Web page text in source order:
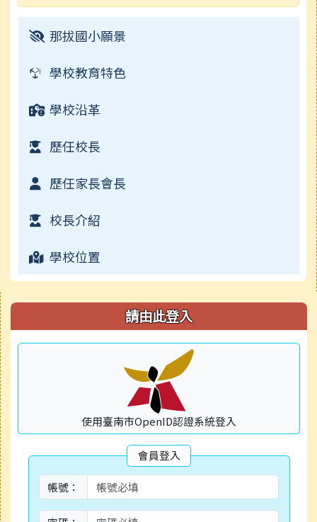
電子書
行事曆
那拔國小願景
學校教育特色
學校沿革
歷任校長
歷任家長會長
校長介紹
學校位置
右邊區域內容 請由此登入
使用臺南市OpenID認證系統登入
會員登入
帳號：